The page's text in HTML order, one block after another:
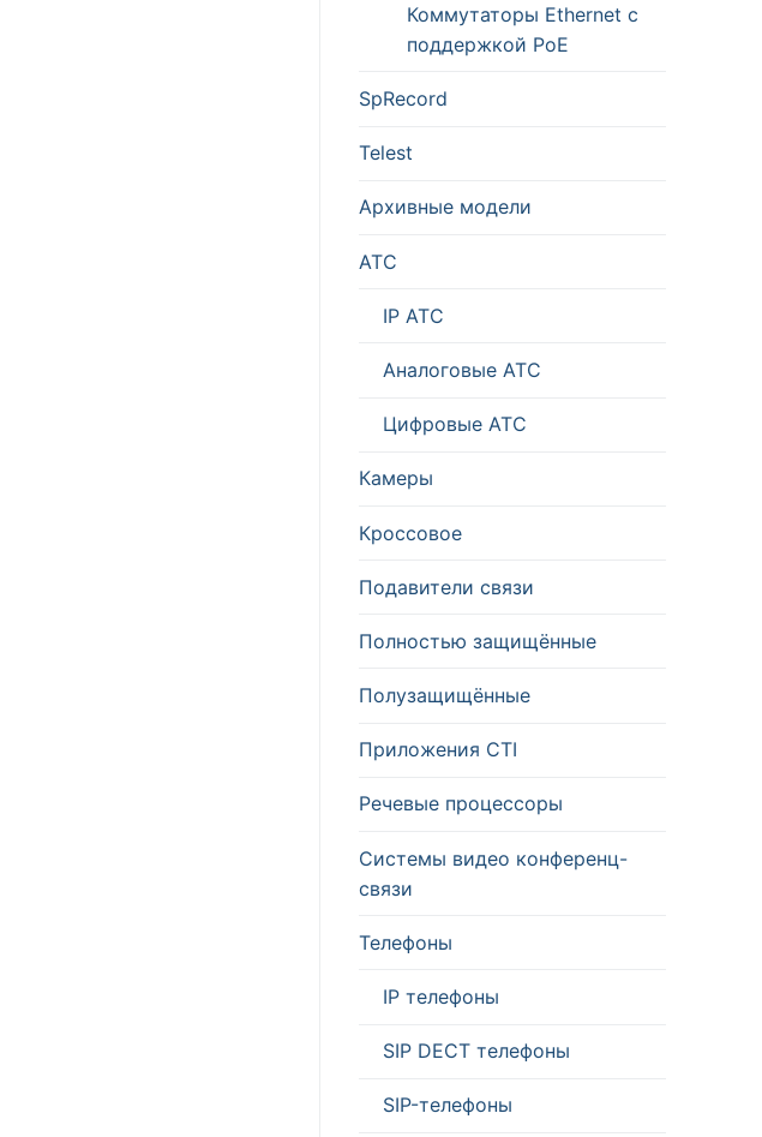
Коммутаторы Ethernet с
поддержкой PoE
SpRecord
Telest
Архивные модели
АТС
IP ATC
Аналоговые АТС
Цифровые АТС
Камеры
Кроссовое
Подавители связи
Полностью защищённые
Полузащищённые
Приложения CTI
Речевые процессоры
Системы видео конференц-
связи
Телефоны
IP телефоны
SIP DECT телефоны
SIP-телефоны